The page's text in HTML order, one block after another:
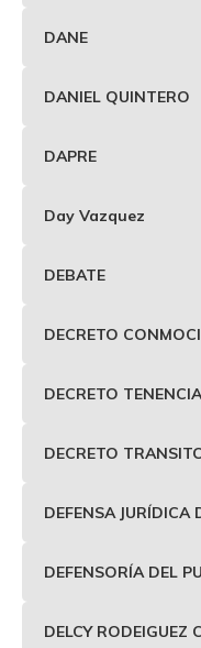
DANE
DANIEL QUINTERO
DAPRE
Day Vazquez
DEBATE
DECRETO
DECRETO
DECRETO
DEFENSA JURÍDICA
DEFENSORÍA DEL
DELCY RODEIGUEZ